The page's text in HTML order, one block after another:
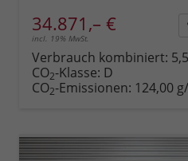
34.871,– €
incl. 19% MwSt.
Verbrauch kombiniert:
CO2-Klasse: D
CO2-Emissionen: 124,00